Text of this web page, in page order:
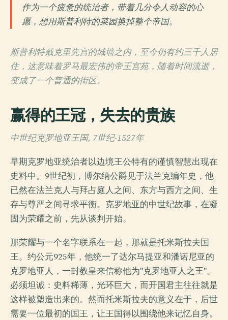
作为一个疲惫的统治者，带着几分令人动容的心
愿，想用斯普利特的菜园换掉整个帝国。
斯普利特戴克里先宫的城墙之内，至今仍有约三千人居
住，这意味着罗马最宏伟的帝王宫苑，随着时间流逝，
变成了一个普通的街区。
赢得的王冠，失去的贵族
中世纪克罗地亚王国, 7世纪-1527年
早期克罗地亚统治者以边境王公特有的谨慎智慧出现在
史料中。9世纪初，博尔纳公爵见于法兰克编年史，他
已然在法兰克人与拜占庭人之间、东方与西方之间、生
存与尊严之间寻求平衡。克罗地亚的中世纪故事，在凝
固为荣耀之前，先从谈判开始。
那荣耀与一个名字联系在一起，那就是托米斯拉夫国
王。约公元925年，他统一了达尔马提亚和潘诺尼亚的
克罗地亚人，一封教皇来信称他为"克罗地亚人之王"。
必须坦诚：史料稀薄，光环巨大，而开国君主往往就是
这样被塑造出来的。然而托米斯拉夫的意义在于，后世
需要一位最初的国王，让王国得以围绕他来记忆自身。